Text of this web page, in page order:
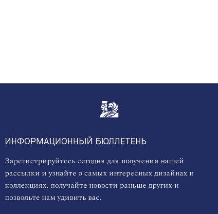
ИНФОРМАЦИОННЫЙ БЮЛЛЕТЕНЬ
Зарегистрируйтесь сегодня для получения нашей
рассылки и узнайте о самых интересных дизайнах и
коллекциях, получайте новости раньше других и
позвольте нам удивить вас.